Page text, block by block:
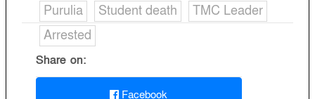
Purulia
Student death
TMC Leader
Arrested
Share on:
Facebook